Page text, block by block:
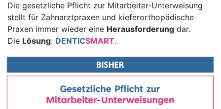
Die gesetzliche Pflicht zur Mitarbeiter-Unterweisung
stellt für Zahnarztpraxen und kieferorthopädische
Praxen immer wieder eine Herausforderung dar.
Die Lösung: DENTICSMART.